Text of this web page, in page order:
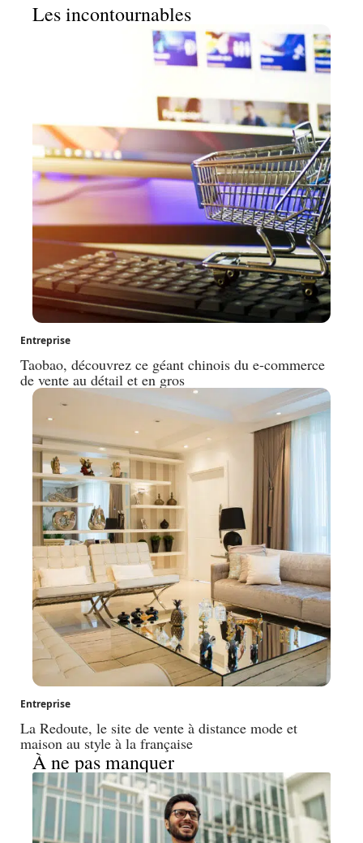
Les incontournables
Entreprise
Taobao, découvrez ce géant chinois du e-commerce
de vente au détail et en gros
Entreprise
La Redoute, le site de vente à distance mode et
maison au style à la française
À ne pas manquer